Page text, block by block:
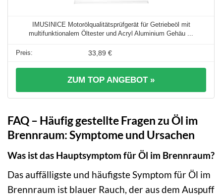
IMUSINICE Motorölqualitätsprüfgerät für Getriebeöl mit
multifunktionalem Öltester und Acryl Aluminium Gehäu ...
33,89 €
ZUM TOP ANGEBOT »
FAQ – Häufig gestellte Fragen zu Öl im
Brennraum: Symptome und Ursachen
Was ist das Hauptsymptom für Öl im Brennraum?
Das auffälligste und häufigste Symptom für Öl im
Brennraum ist blauer Rauch, der aus dem Auspuff